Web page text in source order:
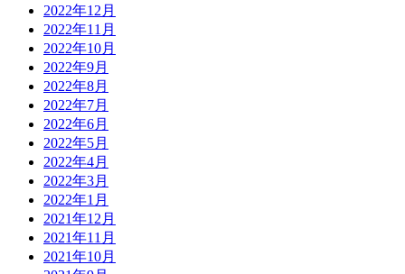
2022年12月
2022年11月
2022年10月
2022年9月
2022年8月
2022年7月
2022年6月
2022年5月
2022年4月
2022年3月
2022年1月
2021年12月
2021年11月
2021年10月